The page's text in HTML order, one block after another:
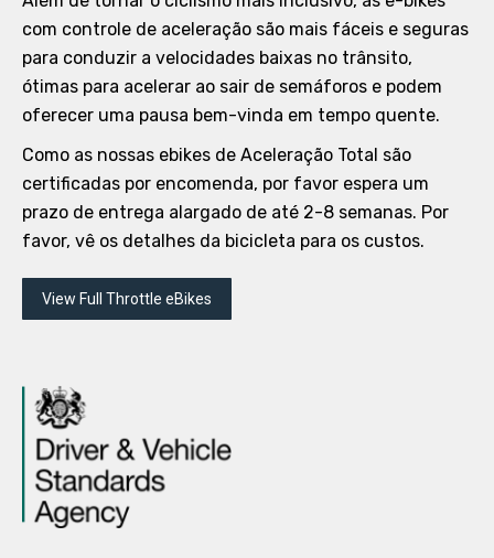
com controle de aceleração são mais fáceis e seguras
para conduzir a velocidades baixas no trânsito,
ótimas para acelerar ao sair de semáforos e podem
oferecer uma pausa bem-vinda em tempo quente.
Como as nossas ebikes de Aceleração Total são
certificadas por encomenda, por favor espera um
prazo de entrega alargado de até 2-8 semanas. Por
favor, vê os detalhes da bicicleta para os custos.
View Full Throttle eBikes